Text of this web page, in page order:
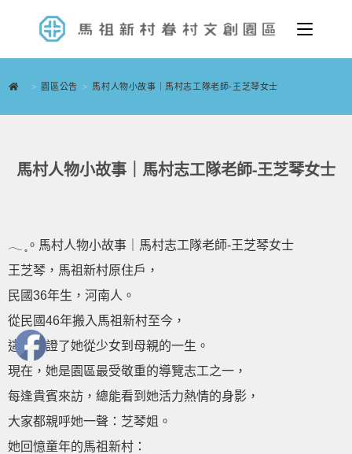
> 園區公告 > 馬村人物小故事｜馬村志工隊老師-王芝琴女士
馬村人物小故事｜馬村志工隊老師-王芝琴女士
𓂃 ̥。馬村人物小故事｜馬村志工隊老師-王芝琴女士
王芝琴，馬祖新村原住戶，
民國36年生，河南人。
從民國46年搬入馬祖新村至今，
這裡見證了她從少女到母親的一生。
現在，她是園區最受敬重的導覽志工之一，
每逢貴賓來訪，總能看到她活力熱情的身影，
大家都親呼她一聲：芝琴姐。
她回憶童年的馬祖新村：